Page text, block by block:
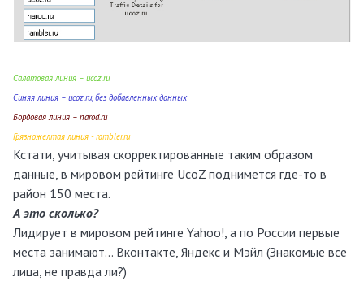
Салатовая линия – ucoz.ru
Синяя линия – ucoz.ru, без добавленных данных
Бордовая линия – narod.ru
Грязножелтая линия - rambler.ru
Кстати, учитывая скорректированные таким образом
данные, в мировом рейтинге UcoZ поднимется где-то в
район 150 места.
А это сколько?
Лидирует в мировом рейтинге Yahoo!, а по России первые
места занимают… Вконтакте, Яндекс и Мэйл (Знакомые все
лица, не правда ли?)